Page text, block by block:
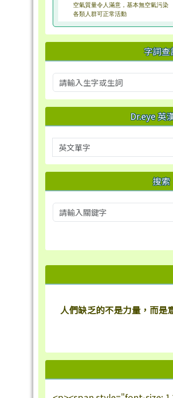
空氣質量令人滿意，基本無空氣污染
各類人群可正常活動
字詞查
Dr.eye 英
英文單字
搜索
右邊區域內容
人們缺乏的不是力量，而是